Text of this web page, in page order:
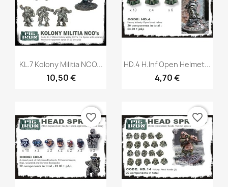
Aperçu rapide
KL.7 Kolony Militia NCO...
10,50 €
Aperçu rapide
HD.4 H.Inf Open Helmet...
4,70 €
favorite_border favorite_border